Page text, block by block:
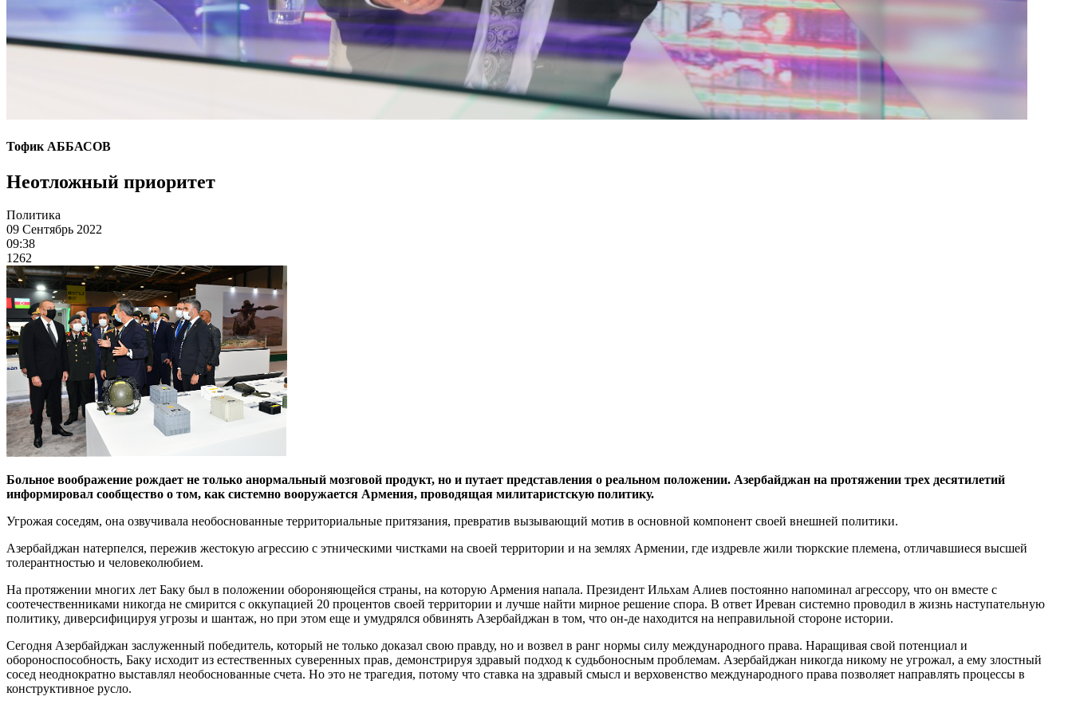
Тофик АББАСОВ
Неотложный приоритет
Политика
09 Сентябрь 2022
09:38
1262
Больное воображение рождает не только анормальный мозговой продукт, но и путает представления о реальном положении. Азербайджан на протяжении трех десятилетий
информировал сообщество о том, как системно вооружается Армения, проводящая милитаристскую политику.
Угрожая соседям, она озвучивала необоснованные территориальные притязания, превратив вызывающий мотив в основной компонент своей внешней политики.
Азербайджан натерпелся, пережив жестокую агрессию с этническими чистками на своей территории и на землях Армении, где издревле жили тюркские племена, отличавшиеся высшей
толерантностью и человеколюбием.
На протяжении многих лет Баку был в положении обороняющейся страны, на которую Армения напала. Президент Ильхам Алиев постоянно напоминал агрессору, что он вместе с
соотечественниками никогда не смирится с оккупацией 20 процентов своей территории и лучше найти мирное решение спора. В ответ Иреван системно проводил в жизнь наступательную
политику, диверсифицируя угрозы и шантаж, но при этом еще и умудрялся обвинять Азербайджан в том, что он-де находится на неправильной стороне истории.
Сегодня Азербайджан заслуженный победитель, который не только доказал свою правду, но и возвел в ранг нормы силу международного права. Наращивая свой потенциал и
обороноспособность, Баку исходит из естественных суверенных прав, демонстрируя здравый подход к судьбоносным проблемам. Азербайджан никогда никому не угрожал, а ему злостный
сосед неоднократно выставлял необоснованные счета. Но это не трагедия, потому что ставка на здравый смысл и верховенство международного права позволяет направлять процессы в
конструктивное русло.